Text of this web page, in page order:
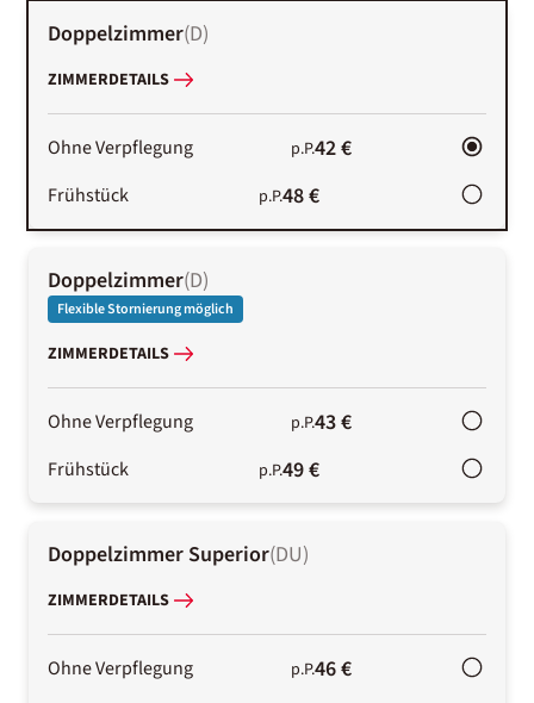
Doppelzimmer(D)
ZIMMERDETAILS
Ohne Verpflegung p.P.42 €
Frühstück p.P.48 €
Doppelzimmer(D)
Flexible Stornierung möglich
ZIMMERDETAILS
Ohne Verpflegung p.P.43 €
Frühstück p.P.49 €
Doppelzimmer Superior(DU)
ZIMMERDETAILS
Ohne Verpflegung p.P.46 €